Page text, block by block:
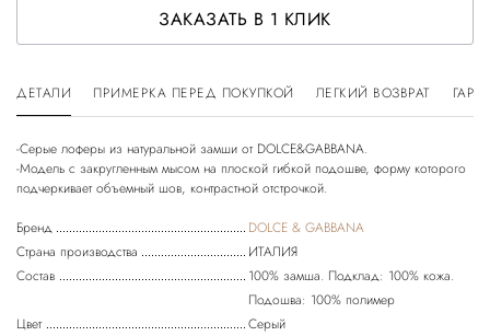
ЗАКАЗАТЬ В 1 КЛИК
ДЕТАЛИ ПРИМЕРКА ПЕРЕД ПОКУПКОЙ ЛЕГКИЙ ВОЗВРАТ
-Серые лоферы из натуральной замши от DOLCE&GABBANA.
-Модель с закругленным мысом на плоской гибкой подошве, форму которого
подчеркивает объемный шов, контрастной отстрочкой.
Бренд
DOLCE & GABBANA
Страна производства
ИТАЛИЯ
Состав
100% замша. Подклад: 100% кожа.
Подошва: 100% полимер
Цвет
Серый